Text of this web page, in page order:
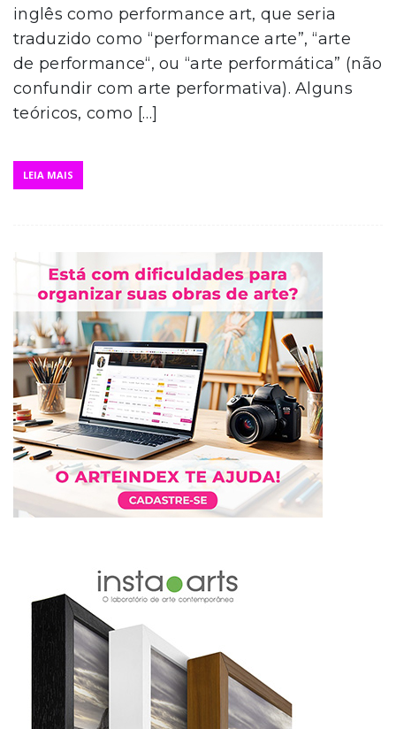
inglês como performance art, que seria
traduzido como “performance arte”, “arte
de performance“, ou “arte performática” (não
confundir com arte performativa). Alguns
teóricos, como […]
LEIA MAIS